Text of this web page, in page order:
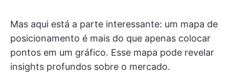
Mas aqui está a parte interessante: um mapa de
posicionamento é mais do que apenas colocar
pontos em um gráfico. Esse mapa pode revelar
insights profundos sobre o mercado.